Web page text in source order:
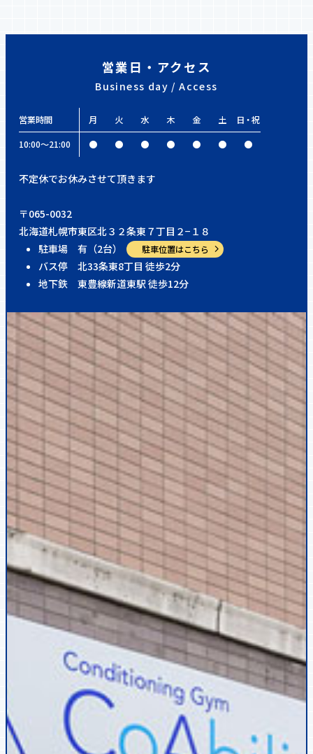
営業日・アクセス
Business day / Access
営業時間 月 火 水 木 金 土
日・祝
10:00〜21:00
● ● ● ● ● ● ●
不定休でお休みさせて頂きます
〒065-0032
北海道札幌市東区北３２条東７丁目２−１８
駐車場 有（2台）
駐車位置はこちら
バス停 北33条東8丁目 徒歩2分
地下鉄 東豊線新道東駅 徒歩12分